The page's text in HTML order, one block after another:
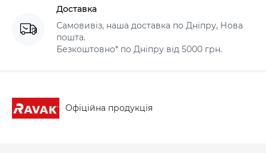
Доставка
Самовивіз, наша доставка по Дніпру, Нова
пошта.
Безкоштовно* по Дніпру від 5000 грн.
Офіційна продукція